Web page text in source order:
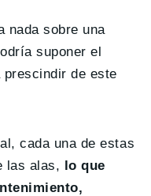
nada sobre una
suponer el
prescindir de este
cada una de estas
las alas, lo que